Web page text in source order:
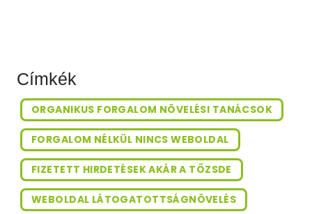
Címkék
ORGANIKUS FORGALOM NÖVELÉSI TANÁCSOK
FORGALOM NÉLKÜL NINCS WEBOLDAL
FIZETETT HIRDETÉSEK AKÁR A TŐZSDE
WEBOLDAL LÁTOGATOTTSÁGNÖVELÉS